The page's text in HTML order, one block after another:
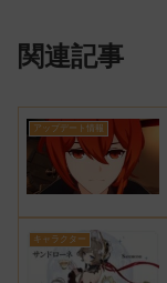
関連記事
アップデート情報
キャラクター